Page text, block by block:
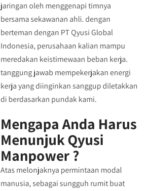
jaringan oleh menggenapi timnya
bersama sekawanan ahli. dengan
berteman dengan PT Qyusi Global
Indonesia, perusahaan kalian mampu
meredakan keistimewaan beban kerja.
tanggung jawab mempekerjakan energi
kerja yang diinginkan sanggup diletakkan
di berdasarkan pundak kami.
Mengapa Anda Harus
Menunjuk Qyusi
Manpower ?
Atas melonjaknya permintaan modal
manusia, sebagai sungguh rumit buat